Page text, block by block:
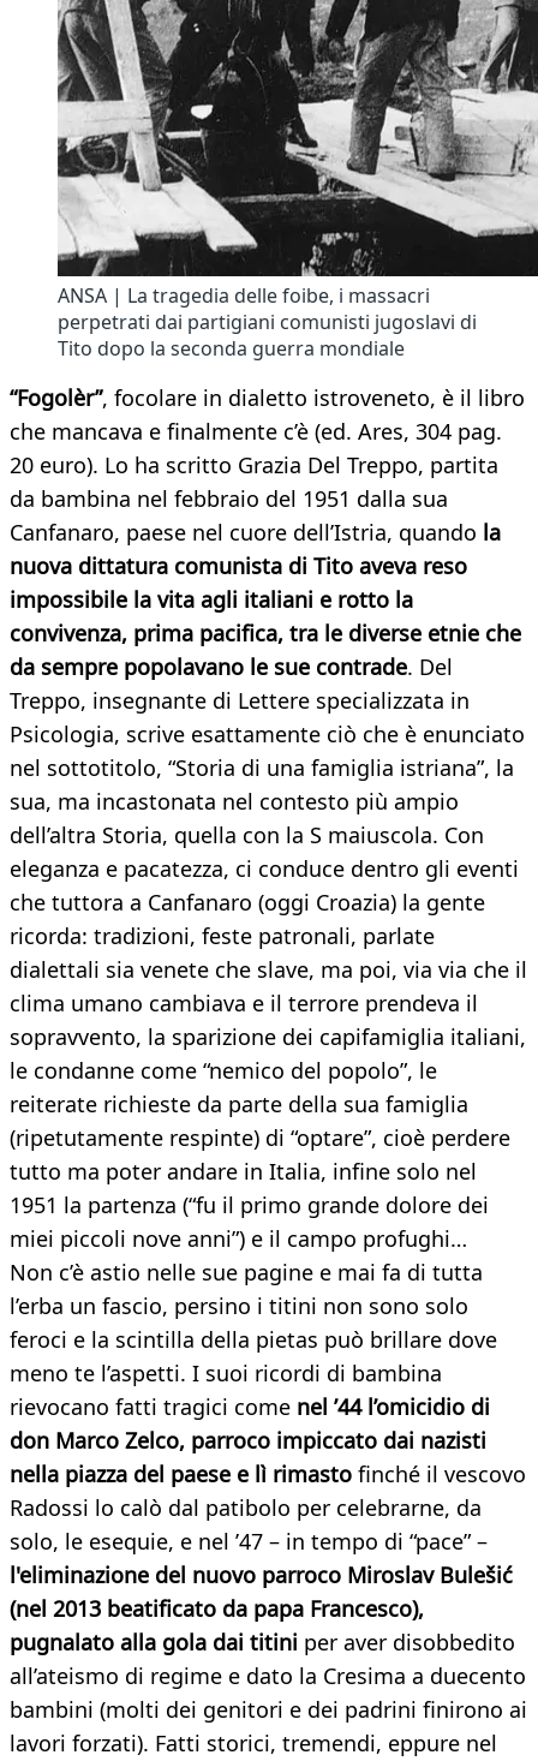
ANSA | La tragedia delle foibe, i massacri
perpetrati dai partigiani comunisti jugoslavi di
Tito dopo la seconda guerra mondiale
“Fogolèr”, focolare in dialetto istroveneto, è il libro
che mancava e finalmente c’è (ed. Ares, 304 pag.
20 euro). Lo ha scritto Grazia Del Treppo, partita
da bambina nel febbraio del 1951 dalla sua
Canfanaro, paese nel cuore dell’Istria, quando la
nuova dittatura comunista di Tito aveva reso
impossibile la vita agli italiani e rotto la
convivenza, prima pacifica, tra le diverse etnie che
da sempre popolavano le sue contrade. Del
Treppo, insegnante di Lettere specializzata in
Psicologia, scrive esattamente ciò che è enunciato
nel sottotitolo, “Storia di una famiglia istriana”, la
sua, ma incastonata nel contesto più ampio
dell’altra Storia, quella con la S maiuscola. Con
eleganza e pacatezza, ci conduce dentro gli eventi
che tuttora a Canfanaro (oggi Croazia) la gente
ricorda: tradizioni, feste patronali, parlate
dialettali sia venete che slave, ma poi, via via che il
clima umano cambiava e il terrore prendeva il
sopravvento, la sparizione dei capifamiglia italiani,
le condanne come “nemico del popolo”, le
reiterate richieste da parte della sua famiglia
(ripetutamente respinte) di “optare”, cioè perdere
tutto ma poter andare in Italia, infine solo nel
1951 la partenza (“fu il primo grande dolore dei
miei piccoli nove anni”) e il campo profughi…
Non c’è astio nelle sue pagine e mai fa di tutta
l’erba un fascio, persino i titini non sono solo
feroci e la scintilla della pietas può brillare dove
meno te l’aspetti. I suoi ricordi di bambina
rievocano fatti tragici come nel ’44 l’omicidio di
don Marco Zelco, parroco impiccato dai nazisti
nella piazza del paese e lì rimasto finché il vescovo
Radossi lo calò dal patibolo per celebrarne, da
solo, le esequie, e nel ’47 – in tempo di “pace” –
l'eliminazione del nuovo parroco Miroslav Bulešić
(nel 2013 beatificato da papa Francesco),
pugnalato alla gola dai titini per aver disobbedito
all’ateismo di regime e dato la Cresima a duecento
bambini (molti dei genitori e dei padrini finirono ai
lavori forzati). Fatti storici, tremendi, eppure nel